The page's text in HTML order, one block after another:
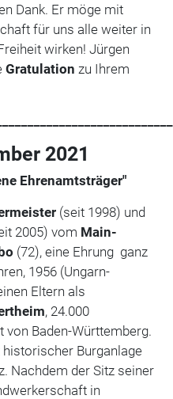
Dank. Er möge mit
für uns alle weiter in
wirken! Jürgen
Gratulation zu Ihrem
2021
Ehrenamtsträger"
(seit 1998) und
2005) vom Main-
(72), eine Ehrung ganz
1956 (Ungarn-
Eltern als
, 24.000
von Baden-Württemberg.
Burganlage
Nachdem der Sitz seiner
in